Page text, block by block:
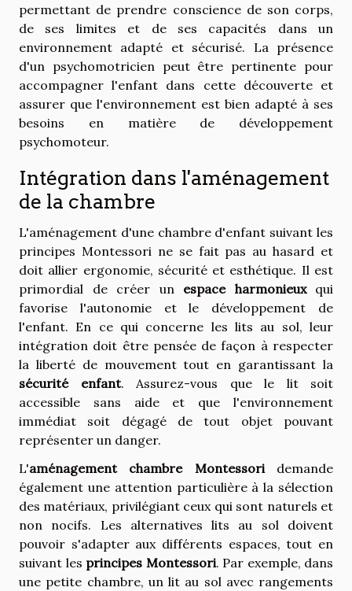
permettant de prendre conscience de son corps,
de ses limites et de ses capacités dans un
environnement adapté et sécurisé. La présence
d'un psychomotricien peut être pertinente pour
accompagner l'enfant dans cette découverte et
assurer que l'environnement est bien adapté à ses
besoins en matière de développement
psychomoteur.
Intégration dans l'aménagement
de la chambre
L'aménagement d'une chambre d'enfant suivant les
principes Montessori ne se fait pas au hasard et
doit allier ergonomie, sécurité et esthétique. Il est
primordial de créer un espace harmonieuxqui
favorise l'autonomie et le développement de
l'enfant. En ce qui concerne les lits au sol, leur
intégration doit être pensée de façon à respecter
la liberté de mouvement tout en garantissant la
sécurité enfant. Assurez-vous que le lit soit
accessible sans aide et que l'environnement
immédiat soit dégagé de tout objet pouvant
représenter un danger.
L'aménagement chambre Montessoridemande
également une attention particulière à la sélection
des matériaux, privilégiant ceux qui sont naturels et
non nocifs. Les alternatives lits au sol doivent
pouvoir s'adapter aux différents espaces, tout en
suivant les principes Montessori. Par exemple, dans
une petite chambre, un lit au sol avec rangements